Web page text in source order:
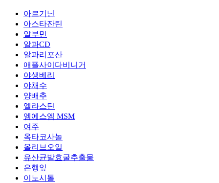
아르기닌
아스타잔틴
알부민
알파CD
알파리포산
애플사이다비니거
야생베리
야채수
양배추
엘라스틴
엠에스엠 MSM
여주
옥타코사놀
올리브오일
유산균발효굴추출물
은행잎
이노시톨